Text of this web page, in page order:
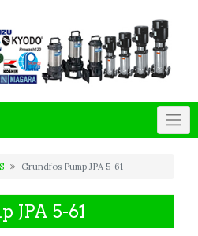
Grundfos Pump JPA 5-61
JPA 5-61